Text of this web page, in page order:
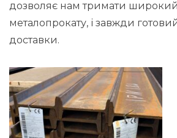
дозволяє нам тримати
металопрокату, і завжди
доставки.